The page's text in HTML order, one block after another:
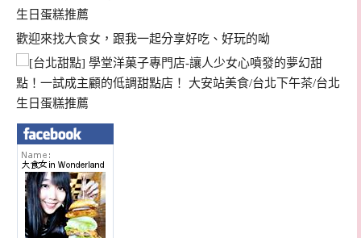
歡迎來找大食女，跟我一起分享好吃、好玩的呦